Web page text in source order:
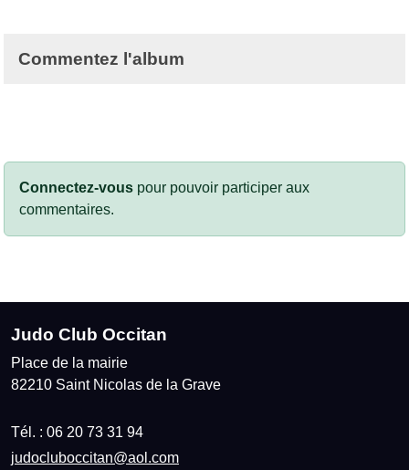
Commentez l'album
Connectez-vous pour pouvoir participer aux
commentaires.
Judo Club Occitan
Place de la mairie
82210 Saint Nicolas de la Grave
Tél. : 06 20 73 31 94
judocluboccitan@aol.com